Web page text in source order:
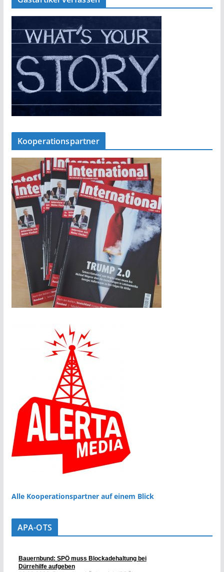
Kooperationspartner
Alle Kooperationspartner auf einem Blick
APA-OTS